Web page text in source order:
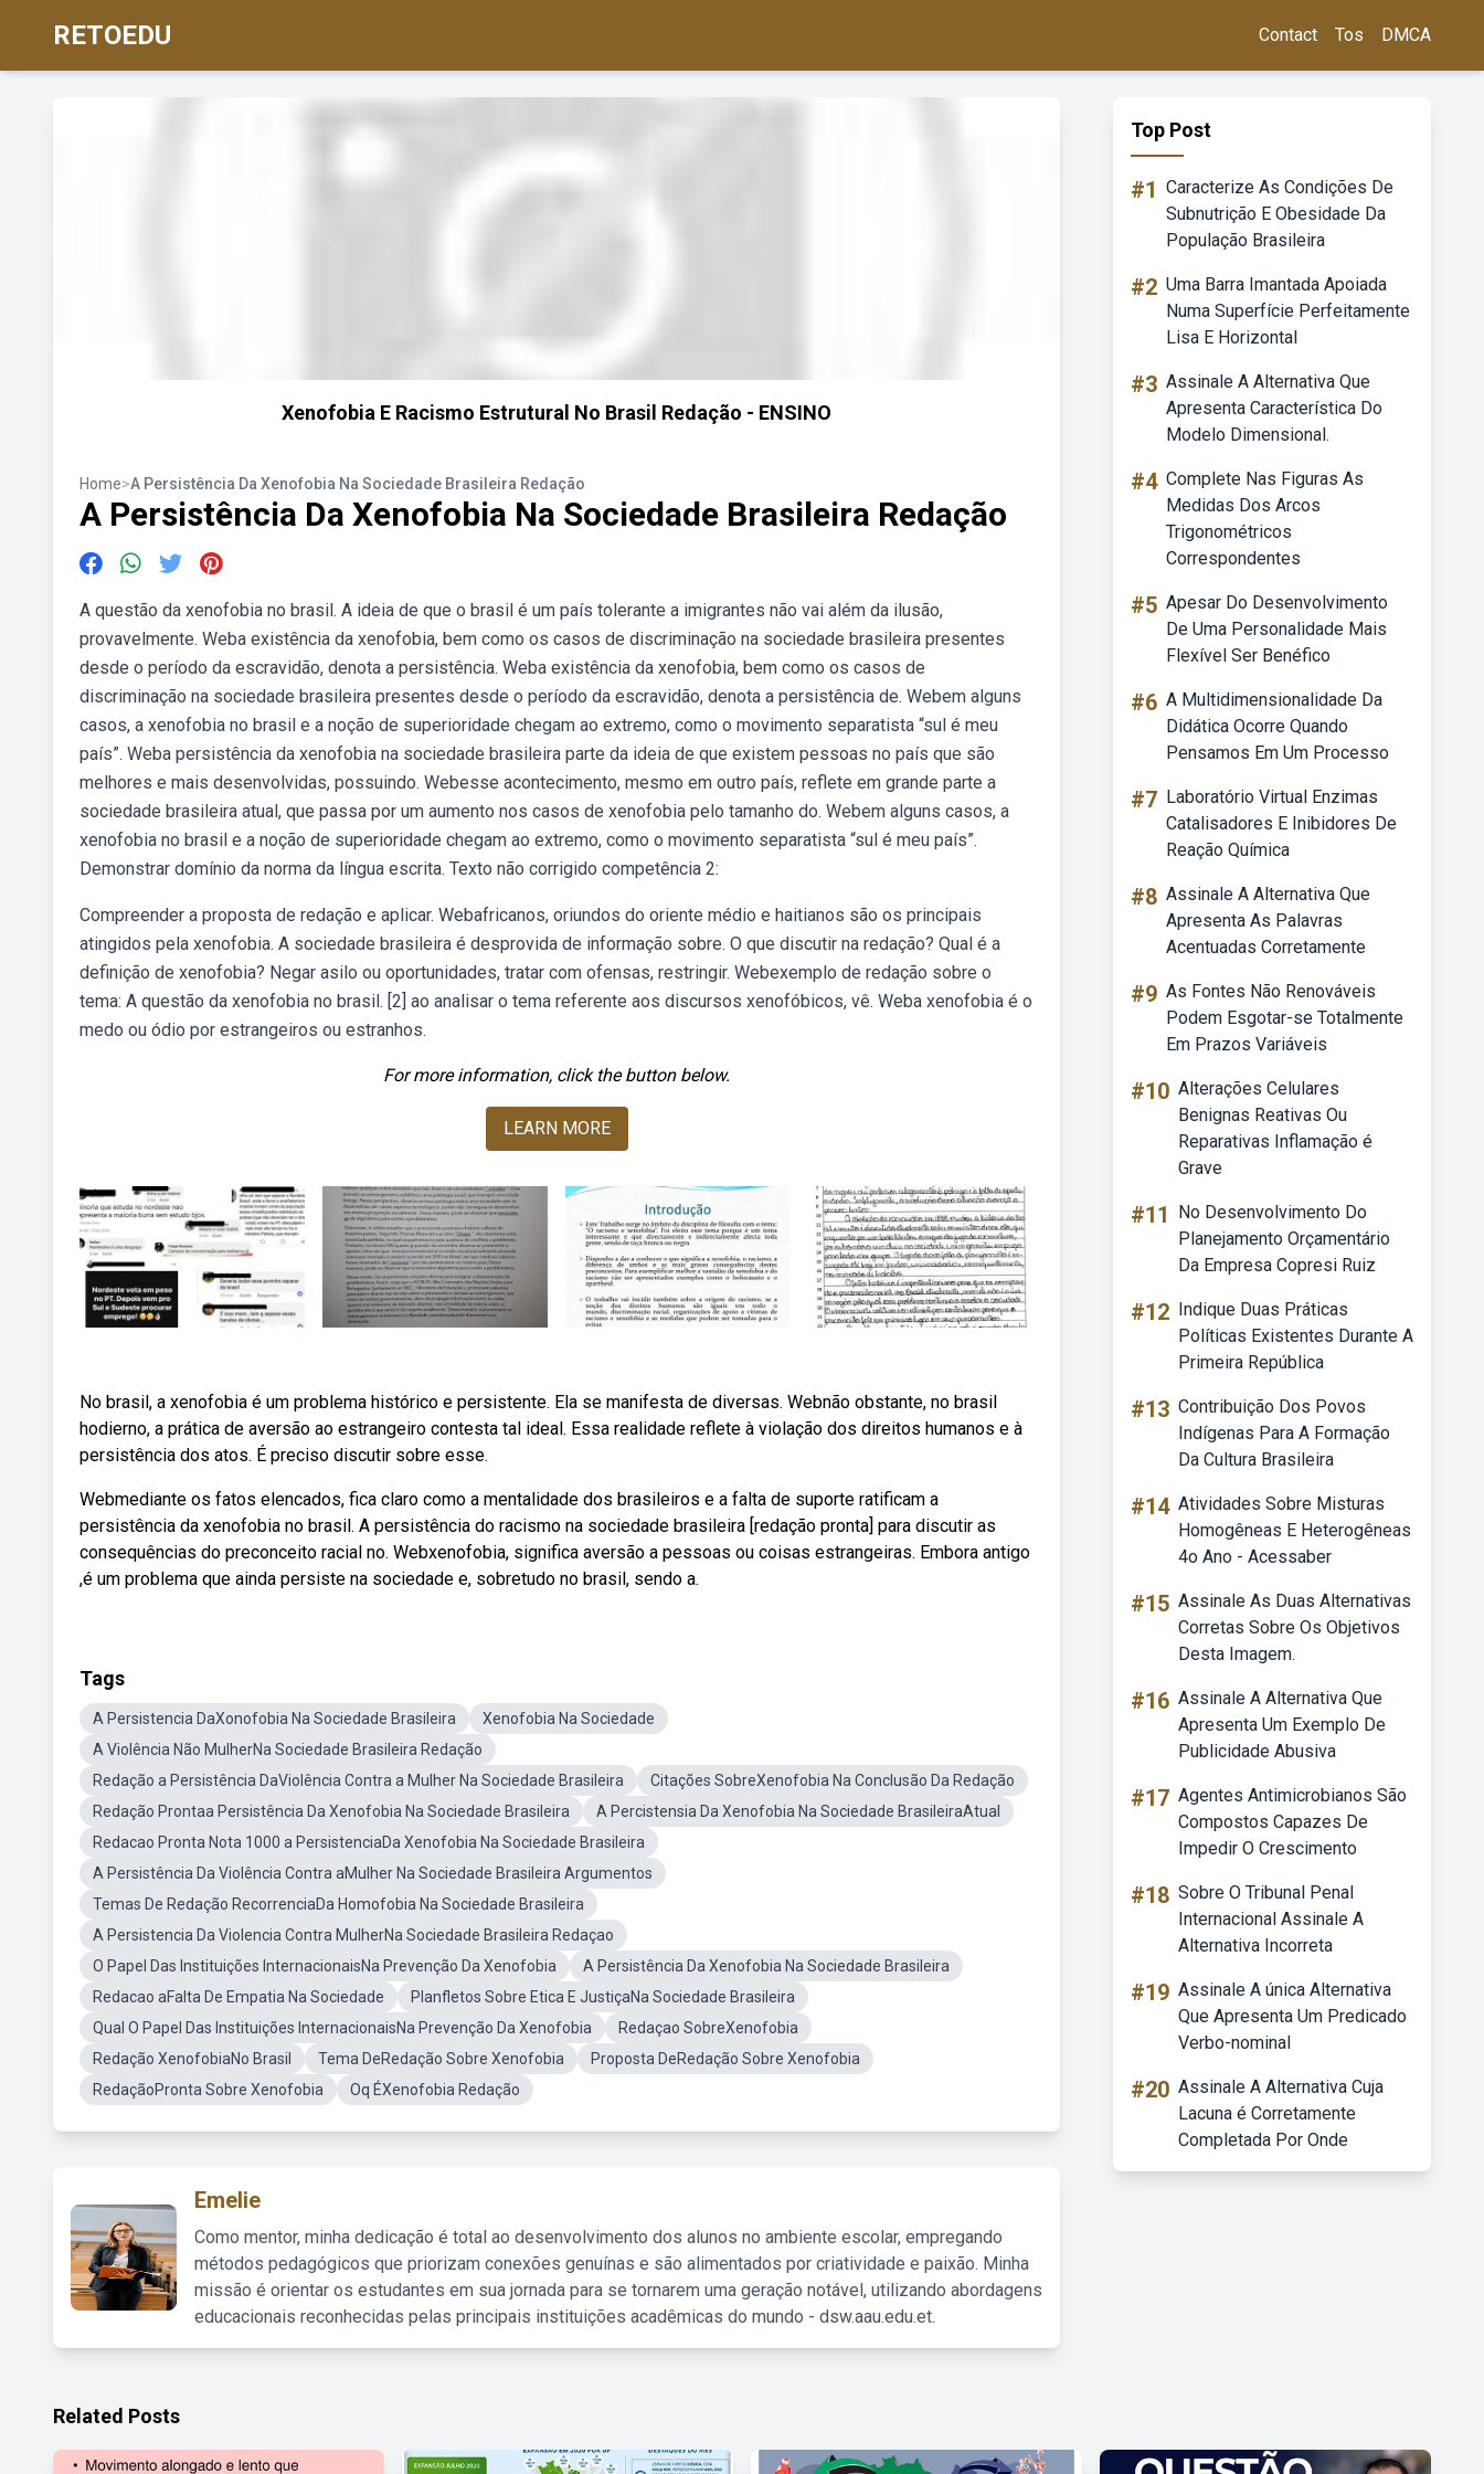
RETOEDU Contact Tos DMCA
Xenofobia E Racismo Estrutural No Brasil Redação - ENSINO
Home>A Persistência Da Xenofobia Na Sociedade Brasileira Redação
A Persistência Da Xenofobia Na Sociedade Brasileira Redação
A questão da xenofobia no brasil. A ideia de que o brasil é um país tolerante a imigrantes não vai além da ilusão,
provavelmente. Weba existência da xenofobia, bem como os casos de discriminação na sociedade brasileira presentes
desde o período da escravidão, denota a persistência. Weba existência da xenofobia, bem como os casos de
discriminação na sociedade brasileira presentes desde o período da escravidão, denota a persistência de. Webem alguns
casos, a xenofobia no brasil e a noção de superioridade chegam ao extremo, como o movimento separatista “sul é meu
país”. Weba persistência da xenofobia na sociedade brasileira parte da ideia de que existem pessoas no país que são
melhores e mais desenvolvidas, possuindo. Webesse acontecimento, mesmo em outro país, reflete em grande parte a
sociedade brasileira atual, que passa por um aumento nos casos de xenofobia pelo tamanho do. Webem alguns casos, a
xenofobia no brasil e a noção de superioridade chegam ao extremo, como o movimento separatista “sul é meu país”.
Demonstrar domínio da norma da língua escrita. Texto não corrigido competência 2:
Compreender a proposta de redação e aplicar. Webafricanos, oriundos do oriente médio e haitianos são os principais
atingidos pela xenofobia. A sociedade brasileira é desprovida de informação sobre. O que discutir na redação? Qual é a
definição de xenofobia? Negar asilo ou oportunidades, tratar com ofensas, restringir. Webexemplo de redação sobre o
tema: A questão da xenofobia no brasil. [2] ao analisar o tema referente aos discursos xenofóbicos, vê. Weba xenofobia é o
medo ou ódio por estrangeiros ou estranhos.
For more information, click the button below.
LEARN MORE
No brasil, a xenofobia é um problema histórico e persistente. Ela se manifesta de diversas. Webnão obstante, no brasil
hodierno, a prática de aversão ao estrangeiro contesta tal ideal. Essa realidade reflete à violação dos direitos humanos e à
persistência dos atos. É preciso discutir sobre esse.
Webmediante os fatos elencados, fica claro como a mentalidade dos brasileiros e a falta de suporte ratificam a
persistência da xenofobia no brasil. A persistência do racismo na sociedade brasileira [redação pronta] para discutir as
consequências do preconceito racial no. Webxenofobia, significa aversão a pessoas ou coisas estrangeiras. Embora antigo
,é um problema que ainda persiste na sociedade e, sobretudo no brasil, sendo a.
Tags
A Persistencia DaXonofobia Na Sociedade Brasileira
Xenofobia Na Sociedade
A Violência Não MulherNa Sociedade Brasileira Redação
Redação a Persistência DaViolência Contra a Mulher Na Sociedade Brasileira
Citações SobreXenofobia Na Conclusão Da Redação
Redação Prontaa Persistência Da Xenofobia Na Sociedade Brasileira
A Percistensia Da Xenofobia Na Sociedade BrasileiraAtual
Redacao Pronta Nota 1000 a PersistenciaDa Xenofobia Na Sociedade Brasileira
A Persistência Da Violência Contra aMulher Na Sociedade Brasileira Argumentos
Temas De Redação RecorrenciaDa Homofobia Na Sociedade Brasileira
A Persistencia Da Violencia Contra MulherNa Sociedade Brasileira Redaçao
O Papel Das Instituições InternacionaisNa Prevenção Da Xenofobia
A Persistência Da Xenofobia Na Sociedade Brasileira
Redacao aFalta De Empatia Na Sociedade
Planfletos Sobre Etica E JustiçaNa Sociedade Brasileira
Qual O Papel Das Instituições InternacionaisNa Prevenção Da Xenofobia
Redaçao SobreXenofobia
Redação XenofobiaNo Brasil
Tema DeRedação Sobre Xenofobia
Proposta DeRedação Sobre Xenofobia
RedaçãoPronta Sobre Xenofobia
Oq ÉXenofobia Redação
Emelie
Como mentor, minha dedicação é total ao desenvolvimento dos alunos no ambiente escolar, empregando
métodos pedagógicos que priorizam conexões genuínas e são alimentados por criatividade e paixão. Minha
missão é orientar os estudantes em sua jornada para se tornarem uma geração notável, utilizando abordagens
educacionais reconhecidas pelas principais instituições acadêmicas do mundo - dsw.aau.edu.et.
Top Post
#1 Caracterize As Condições De
Subnutrição E Obesidade Da
População Brasileira
#2 Uma Barra Imantada Apoiada
Numa Superfície Perfeitamente
Lisa E Horizontal
#3 Assinale A Alternativa Que
Apresenta Característica Do
Modelo Dimensional.
#4 Complete Nas Figuras As
Medidas Dos Arcos
Trigonométricos
Correspondentes
#5 Apesar Do Desenvolvimento
De Uma Personalidade Mais
Flexível Ser Benéfico
#6 A Multidimensionalidade Da
Didática Ocorre Quando
Pensamos Em Um Processo
#7 Laboratório Virtual Enzimas
Catalisadores E Inibidores De
Reação Química
#8 Assinale A Alternativa Que
Apresenta As Palavras
Acentuadas Corretamente
#9 As Fontes Não Renováveis
Podem Esgotar-se Totalmente
Em Prazos Variáveis
#10 Alterações Celulares
Benignas Reativas Ou
Reparativas Inflamação é
Grave
#11
No Desenvolvimento Do
Planejamento Orçamentário
Da Empresa Copresi Ruiz
#12 Indique Duas Práticas
Políticas Existentes Durante A
Primeira República
#13 Contribuição Dos Povos
Indígenas Para A Formação
Da Cultura Brasileira
#14 Atividades Sobre Misturas
Homogêneas E Heterogêneas
4o Ano - Acessaber
#15 Assinale As Duas Alternativas
Corretas Sobre Os Objetivos
Desta Imagem.
#16 Assinale A Alternativa Que
Apresenta Um Exemplo De
Publicidade Abusiva
#17 Agentes Antimicrobianos São
Compostos Capazes De
Impedir O Crescimento
#18 Sobre O Tribunal Penal
Internacional Assinale A
Alternativa Incorreta
#19 Assinale A única Alternativa
Que Apresenta Um Predicado
Verbo-nominal
#20 Assinale A Alternativa Cuja
Lacuna é Corretamente
Completada Por Onde
Related Posts